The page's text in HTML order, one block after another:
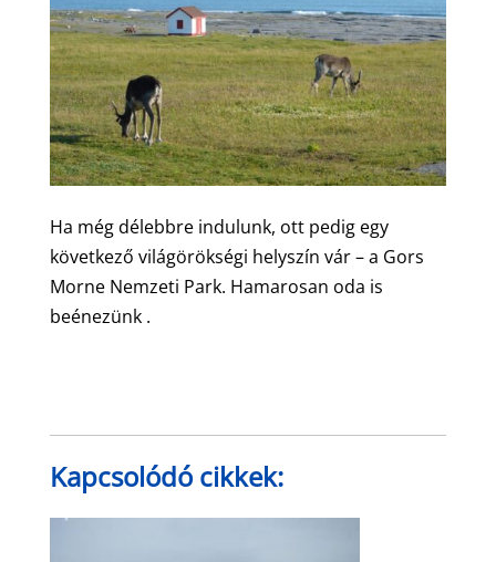
Ha még délebbre indulunk, ott pedig egy
következő világörökségi helyszín vár – a Gors
Morne Nemzeti Park. Hamarosan oda is
beénezünk .
Kapcsolódó cikkek: